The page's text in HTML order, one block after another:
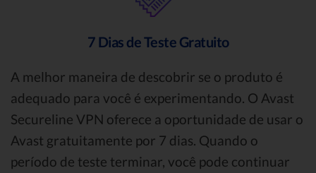
7 Dias de Teste Gratuito
A melhor maneira de descobrir se o produto é
adequado para você é experimentando. O Avast
Secureline VPN oferece a oportunidade de usar o
Avast gratuitamente por 7 dias. Quando o
período de teste terminar, você pode continuar